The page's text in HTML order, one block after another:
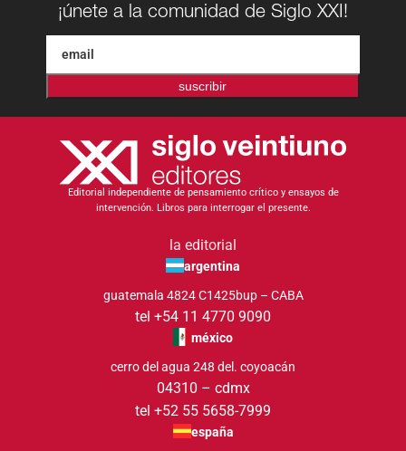
¡únete a la comunidad de Siglo XXI!
suscribir
Editorial independiente de pensamiento crítico y ensayos de
intervención. Libros para interrogar el presente.
la editorial
argentina
guatemala 4824 C1425bup – CABA
tel +54 11 4770 9090
méxico
cerro del agua 248 del. coyoacán
04310 – cdmx
tel +52 55 5658-7999
españa